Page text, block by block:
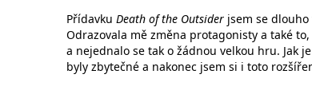
Přídavku Death of the Outsider jsem se
Odrazovala mě změna protagonisty a také
a nejednalo se tak o žádnou velkou hru. Jak
byly zbytečné a nakonec jsem si i toto